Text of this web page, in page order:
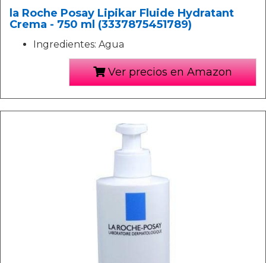
la Roche Posay Lipikar Fluide Hydratant
Crema - 750 ml (3337875451789)
Ingredientes: Agua
Ver precios en Amazon